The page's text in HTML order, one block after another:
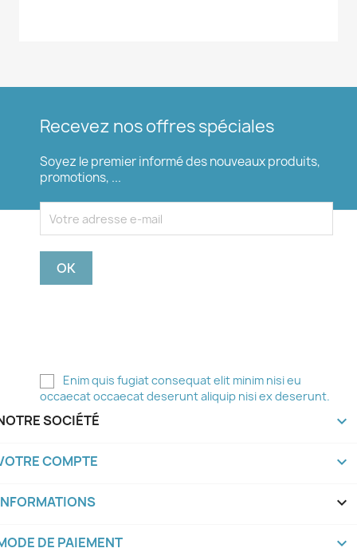
Recevez nos offres spéciales
Soyez le premier informé des nouveaux produits,
promotions, ...
Enim quis fugiat consequat elit minim nisi eu
occaecat occaecat deserunt aliquip nisi ex deserunt.
SOCIÉTÉ 
COMPTE 
keyboard_arrow_down
DE PAIEMENT keyboard_arrow_down